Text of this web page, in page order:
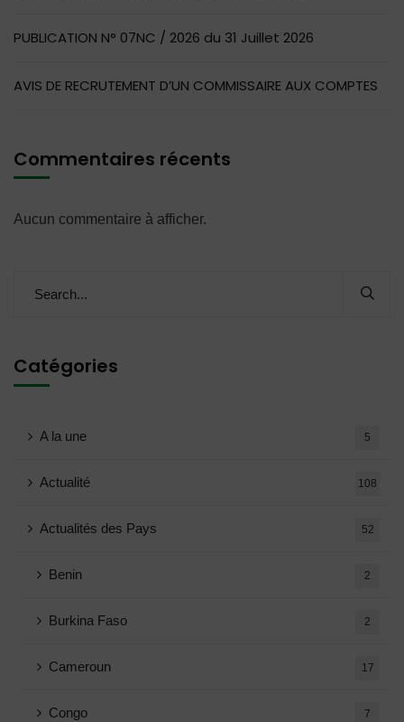
PUBLICATION N° 07NC / 2026 du 31 Juillet 2026
AVIS DE RECRUTEMENT D’UN COMMISSAIRE AUX COMPTES
Commentaires récents
Aucun commentaire à afficher.
Catégories
A la une 5
Actualité 108
Actualités des Pays 52
Benin 2
Burkina Faso 2
Cameroun 17
Congo 7